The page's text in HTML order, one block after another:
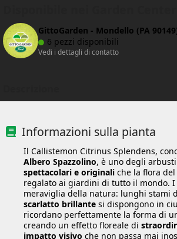
GittoGarden - Mondello (PA
6 pezzi disponibili
Vedi i dettagli di contatto
Informazioni sulla pianta
Il Callistemon Citrinus Splendens,
Albero Spazzolino, è uno degli
spettacolari e originali che la flora
regalato ai giardini di tutto il mondo. I
meraviglia della natura: lunghi stami
scarlatto brillante si dispongono in
ricordano perfettamente la forma di
creando un effetto floreale di
impatto visivo che non passa mai